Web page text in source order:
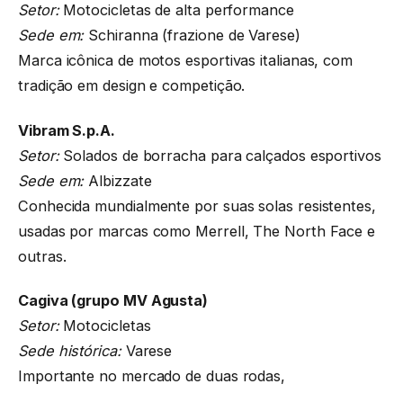
Setor:Motocicletas de alta performance
Sede em:Schiranna (frazione de Varese)
Marca icônica de motos esportivas italianas, com
tradição em design e competição.
Vibram S.p.A.
Setor:Solados de borracha para calçados esportivos
Sede em:Albizzate
Conhecida mundialmente por suas solas resistentes,
usadas por marcas como Merrell, The North Face e
outras.
Cagiva (grupo MV Agusta)
Setor:Motocicletas
Sede histórica:Varese
Importante no mercado de duas rodas,